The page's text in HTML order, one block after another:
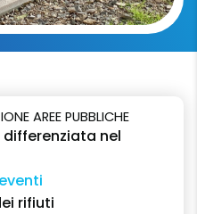
AREE PUBBLICHE
nel
rifiuti